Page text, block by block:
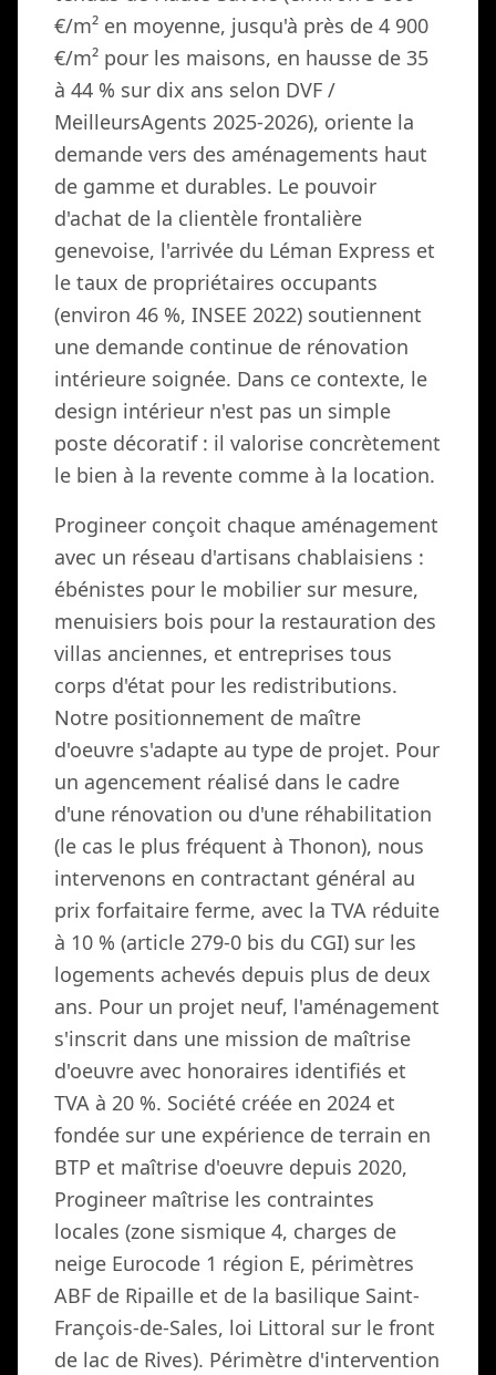
€/m² en moyenne, jusqu'à près de 4 900
€/m² pour les maisons, en hausse de 35
à 44 % sur dix ans selon DVF /
MeilleursAgents 2025-2026), oriente la
demande vers des aménagements haut
de gamme et durables. Le pouvoir
d'achat de la clientèle frontalière
genevoise, l'arrivée du Léman Express et
le taux de propriétaires occupants
(environ 46 %, INSEE 2022) soutiennent
une demande continue de rénovation
intérieure soignée. Dans ce contexte, le
design intérieur n'est pas un simple
poste décoratif : il valorise concrètement
le bien à la revente comme à la location.
Progineer conçoit chaque aménagement
avec un réseau d'artisans chablaisiens :
ébénistes pour le mobilier sur mesure,
menuisiers bois pour la restauration des
villas anciennes, et entreprises tous
corps d'état pour les redistributions.
Notre positionnement de maître
d'oeuvre s'adapte au type de projet. Pour
un agencement réalisé dans le cadre
d'une rénovation ou d'une réhabilitation
(le cas le plus fréquent à Thonon), nous
intervenons en contractant général au
prix forfaitaire ferme, avec la TVA réduite
à 10 % (article 279-0 bis du CGI) sur les
logements achevés depuis plus de deux
ans. Pour un projet neuf, l'aménagement
s'inscrit dans une mission de maîtrise
d'oeuvre avec honoraires identifiés et
TVA à 20 %. Société créée en 2024 et
fondée sur une expérience de terrain en
BTP et maîtrise d'oeuvre depuis 2020,
Progineer maîtrise les contraintes
locales (zone sismique 4, charges de
neige Eurocode 1 région E, périmètres
ABF de Ripaille et de la basilique Saint-
François-de-Sales, loi Littoral sur le front
de lac de Rives). Périmètre d'intervention